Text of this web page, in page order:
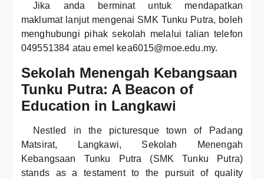
Jika anda berminat untuk mendapatkan
maklumat lanjut mengenai SMK Tunku Putra, boleh
menghubungi pihak sekolah melalui talian telefon
049551384 atau emel kea6015@moe.edu.my.
Sekolah Menengah Kebangsaan
Tunku Putra: A Beacon of
Education in Langkawi
Nestled in the picturesque town of Padang
Matsirat, Langkawi, Sekolah Menengah
Kebangsaan Tunku Putra (SMK Tunku Putra)
stands as a testament to the pursuit of quality